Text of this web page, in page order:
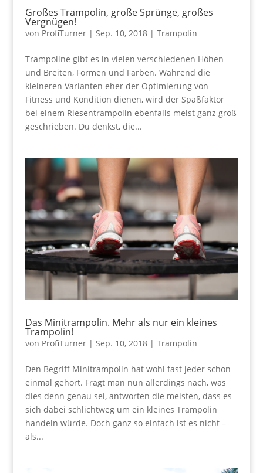
Großes Trampolin, große Sprünge, großes
Vergnügen!
von ProfiTurner| Sep. 10, 2018| Trampolin
Trampoline gibt es in vielen verschiedenen Höhen
und Breiten, Formen und Farben. Während die
kleineren Varianten eher der Optimierung von
Fitness und Kondition dienen, wird der Spaßfaktor
bei einem Riesentrampolin ebenfalls meist ganz groß
geschrieben. Du denkst, die...
Das Minitrampolin. Mehr als nur ein kleines
Trampolin!
von ProfiTurner| Sep. 10, 2018| Trampolin
Den Begriff Minitrampolin hat wohl fast jeder schon
einmal gehört. Fragt man nun allerdings nach, was
dies denn genau sei, antworten die meisten, dass es
sich dabei schlichtweg um ein kleines Trampolin
handeln würde. Doch ganz so einfach ist es nicht –
als...